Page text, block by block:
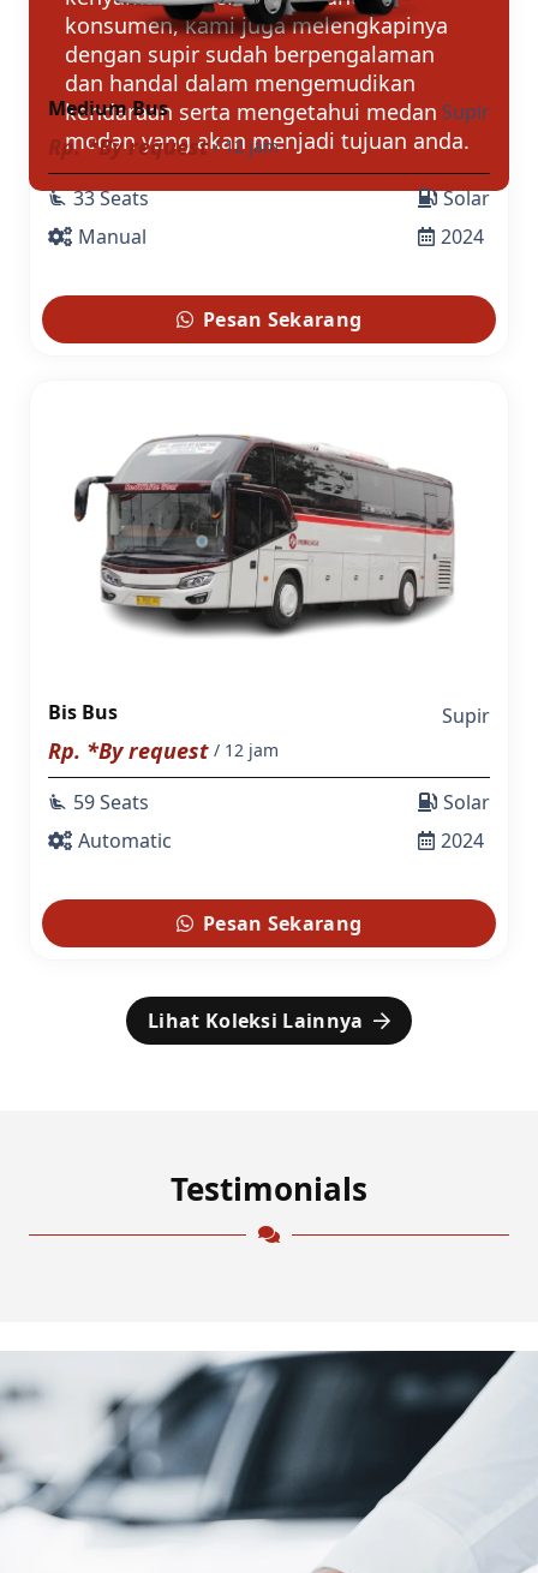
Medium Bus Supir
Rp. *By request / 12 jam
airline_seat_recline_extra 33 Seats
Manual
Solar
2024
Pesan Sekarang
Bis Bus Supir
Rp. *By request / 12 jam
airline_seat_recline_extra 59 Seats
Automatic
Solar
2024
Pesan Sekarang
Lihat Koleksi Lainnya
Testimonials
konsumen, kami juga melengkapinya
dengan supir sudah berpengalaman
dan handal dalam mengemudikan
kendaraan serta mengetahui medan
medan yang akan menjadi tujuan anda.